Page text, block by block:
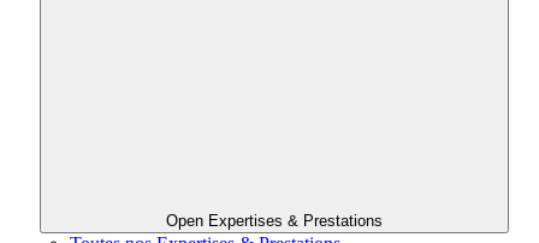
Open Expertises & Prestations